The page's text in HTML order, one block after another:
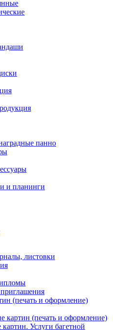
панно
и планинги
листовки
(печать и оформление)
картин (печать и оформление)
Услуги багетной